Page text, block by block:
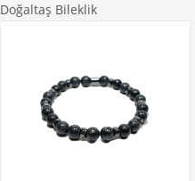
Doğaltaş Bileklik